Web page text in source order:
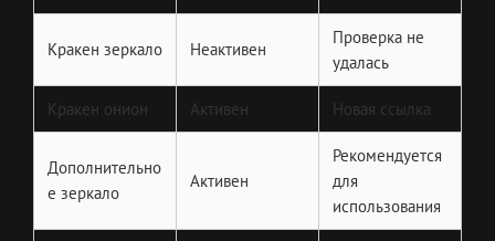
Кракен зеркало Неактивен
Проверка не
удалась
Кракен онион Активен Новая ссылка
Дополнительно
е зеркало
Активен
Рекомендуется
для
использования